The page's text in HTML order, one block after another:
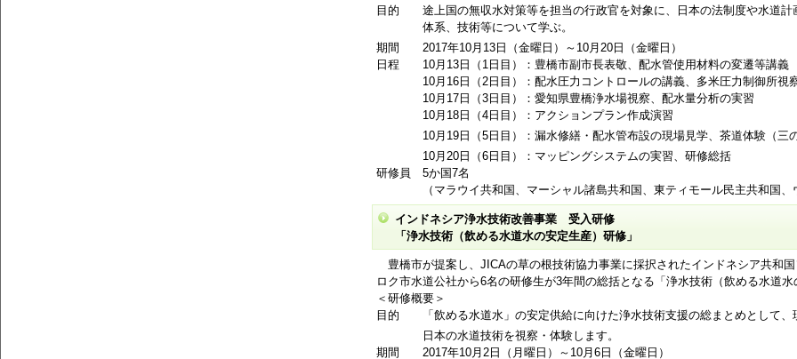
目的 途上国の無収水対策等を担当の行政官を対象に、日本の法制度や水道計
体系、技術等について学ぶ。
期間 2017年10月13日（金曜日）～10月20日（金曜日）
日程 10月13日（1日目）：豊橋市副市長表敬、配水管使用材料の変遷等講義
10月16日（2日目）：配水圧力コントロールの講義、多米圧力制御所視察
10月17日（3日目）：愛知県豊橋浄水場視察、配水量分析の実習
10月18日（4日目）：アクションプラン作成演習
10月19日（5日目）：漏水修繕・配水管布設の現場見学、茶道体験（三
10月20日（6日目）：マッピングシステムの実習、研修
研修員 5か国7名
（マラウイ共和国、マーシャル諸島共和国、東ティモール民主共和国、
インドネシア浄水技術改善事業 受入研修
「浄水技術（飲める水道水の安定生産）研修」
豊橋市が提案し、JICAの草の根技術協力事業に採択されたインドネシア共和
ロク市水道公社から6名の研修生が3年間の総括となる「浄水技術（飲める水道
＜研修概要＞
目的 「飲める水道水」の安定供給に向けた浄水技術支援の総まとめとして、
日本の水道技術を視察・体験します。
期間 2017年10月2日（月曜日）～10月6日（金曜日）